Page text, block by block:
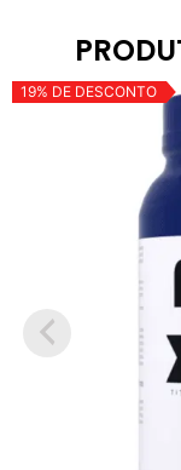
19% DE DESCONTO